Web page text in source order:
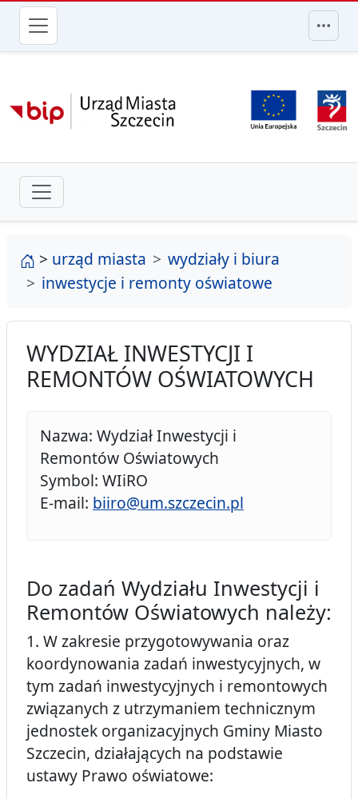
przejdź do głównego menu
strona główna
> urząd miasta
wydziały i biura
inwestycje i remonty oświatowe
WYDZIAŁ INWESTYCJI I
REMONTÓW OŚWIATOWYCH
Nazwa: Wydział Inwestycji i
Remontów Oświatowych
Symbol: WIiRO
E-mail: biiro@um.szczecin.pl
Do zadań Wydziału Inwestycji i
Remontów Oświatowych należy:
1. W zakresie przygotowywania oraz
koordynowania zadań inwestycyjnych, w
tym zadań inwestycyjnych i remontowych
związanych z utrzymaniem technicznym
jednostek organizacyjnych Gminy Miasto
Szczecin, działających na podstawie
ustawy Prawo oświatowe: